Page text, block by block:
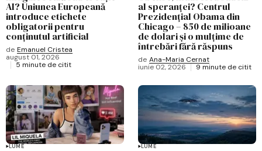
AI? Uniunea Europeană
introduce etichete
obligatorii pentru
conținutul artificial
de Emanuel Cristea
august 01, 2026
5 minute de citit
al speranței? Centrul
Prezidențial Obama din
Chicago – 850 de milioane
de dolari și o mulțime de
întrebări fără răspuns
de Ana-Maria Cernat
iunie 02, 2026
9 minute de citit
LUME LUME